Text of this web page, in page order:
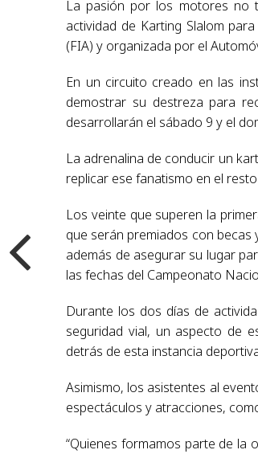
La pasión por los motores no
actividad de Karting Slalom
(FIA) y organizada por el
En un circuito creado en las
demostrar su destreza para
desarrollarán el sábado 9 y el
La adrenalina de conducir un
replicar ese fanatismo en el
Los veinte que superen la
que serán premiados con
además de asegurar su lugar
las fechas del Campeonato
Durante los dos días de
seguridad vial, un aspecto de
detrás de esta instancia
Asimismo, los asistentes al
espectáculos y atracciones,
“Quienes formamos parte de la